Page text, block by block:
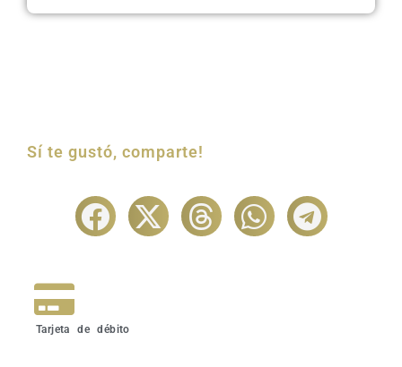
Sí te gustó, comparte!
Tarjeta de débito